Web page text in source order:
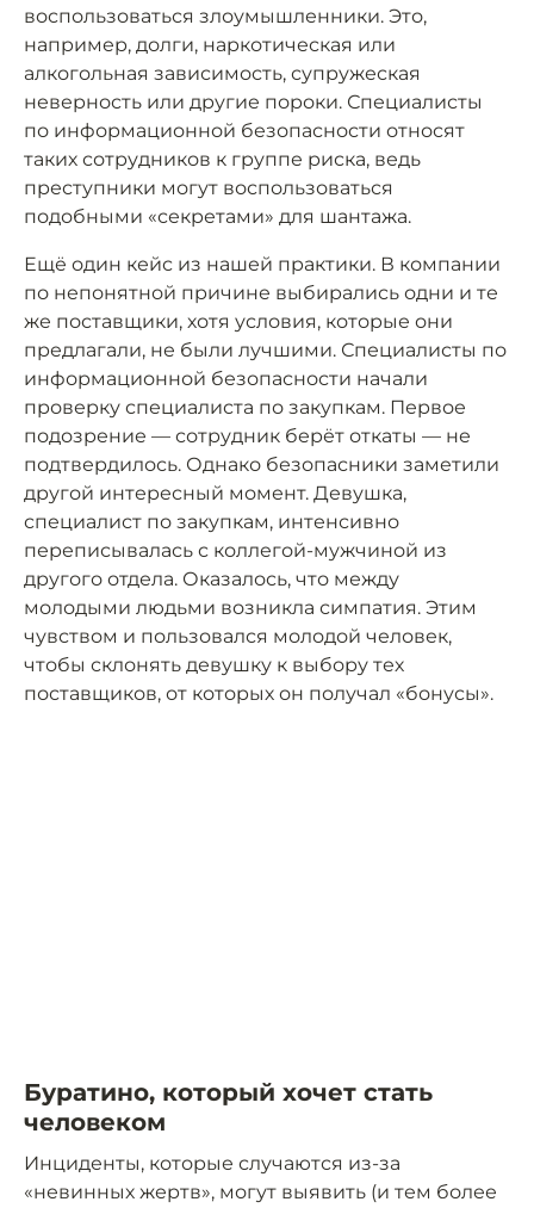
воспользоваться злоумышленники. Это,
например, долги, наркотическая или
алкогольная зависимость, супружеская
неверность или другие пороки. Специалисты
по информационной безопасности относят
таких сотрудников к группе риска, ведь
преступники могут воспользоваться
подобными «секретами» для шантажа.
Ещё один кейс из нашей практики. В компании
по непонятной причине выбирались одни и те
же поставщики, хотя условия, которые они
предлагали, не были лучшими. Специалисты по
информационной безопасности начали
проверку специалиста по закупкам. Первое
подозрение — сотрудник берёт откаты — не
подтвердилось. Однако безопасники заметили
другой интересный момент. Девушка,
специалист по закупкам, интенсивно
переписывалась с коллегой-мужчиной из
другого отдела. Оказалось, что между
молодыми людьми возникла симпатия. Этим
чувством и пользовался молодой человек,
чтобы склонять девушку к выбору тех
поставщиков, от которых он получал «бонусы».
Буратино, который хочет стать
человеком
Инциденты, которые случаются из-за
«невинных жертв», могут выявить (и тем более